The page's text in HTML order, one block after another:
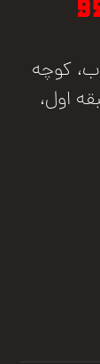
کوچه
طبقه اول،